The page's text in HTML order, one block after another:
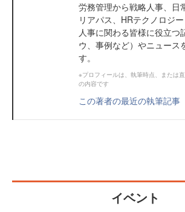
労務管理から戦略人事、日
リアパス、HRテクノロジ
人事に関わる皆様に役立つ
ウ、事例など）やニュース
す。
※プロフィールは、執筆時点、または
の内容です
この著者の最近の執筆記事
イベント